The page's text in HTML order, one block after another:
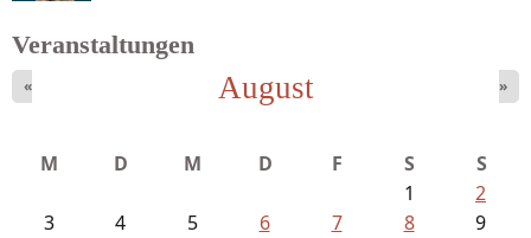
Ein Leben zwischen Drievorden und...
Veranstaltungen
August
« »
M D M D F S
S
1
2
3
4 5 6 7 8
9